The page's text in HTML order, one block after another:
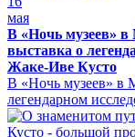
мая
В «Ночь музеев»
выставка о
Жаке-Иве Кусто
В «Ночь музеев» в
легендарном